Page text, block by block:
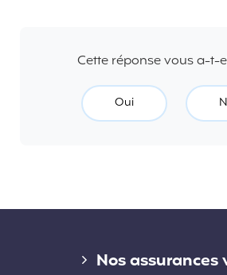
Cette réponse vous a-t-
Oui
Nos assurances